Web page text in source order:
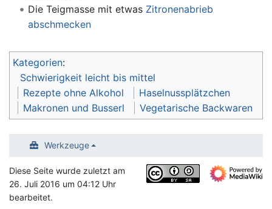
Die Teigmasse mit etwas Zitronenabrieb
abschmecken
Kategorien:
Schwierigkeit leicht bis mittel
Rezepte ohne Alkohol
Haselnussplätzchen
Makronen und Busserl
Vegetarische Backwaren
Werkzeuge
Diese Seite wurde zuletzt am
26. Juli 2016 um 04:12 Uhr
bearbeitet.